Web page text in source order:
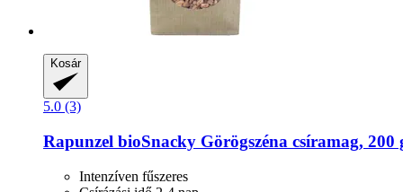
Kosár
5.0 (3)
Rapunzel bioSnacky Görögszéna csíramag, 200
Intenzíven fűszeres